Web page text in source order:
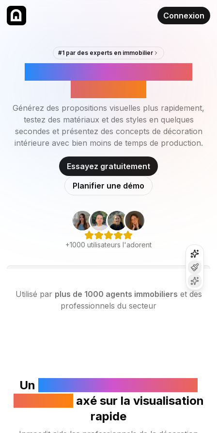
Connexion
#1 par des experts en immobilier
Générez des propositions visuelles plus rapidement,
testez des matériaux et des styles en quelques
secondes et présentez des concepts de décoration
intérieure avec bien moins de temps de production.
Essayez gratuitement
Planifier une démo
+1000 utilisateurs l'adorent
Utilisé par plus de 1000 agents immobiliers et des
professionnels du secteur
Un
axé sur la visualisation
rapide